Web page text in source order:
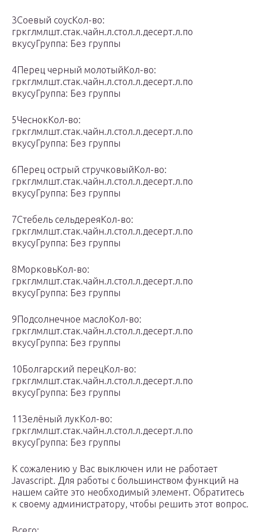
3Соевый соусКол-во:
гркглмлшт.стак.чайн.л.стол.л.десерт.л.по
вкусуГруппа: Без группы
4Перец черный молотыйКол-во:
гркглмлшт.стак.чайн.л.стол.л.десерт.л.по
вкусуГруппа: Без группы
5ЧеснокКол-во:
гркглмлшт.стак.чайн.л.стол.л.десерт.л.по
вкусуГруппа: Без группы
6Перец острый стручковыйКол-во:
гркглмлшт.стак.чайн.л.стол.л.десерт.л.по
вкусуГруппа: Без группы
7Стебель сельдереяКол-во:
гркглмлшт.стак.чайн.л.стол.л.десерт.л.по
вкусуГруппа: Без группы
8МорковьКол-во:
гркглмлшт.стак.чайн.л.стол.л.десерт.л.по
вкусуГруппа: Без группы
9Подсолнечное маслоКол-во:
гркглмлшт.стак.чайн.л.стол.л.десерт.л.по
вкусуГруппа: Без группы
10Болгарский перецКол-во:
гркглмлшт.стак.чайн.л.стол.л.десерт.л.по
вкусуГруппа: Без группы
11Зелёный лукКол-во:
гркглмлшт.стак.чайн.л.стол.л.десерт.л.по
вкусуГруппа: Без группы
К сожалению у Вас выключен или не работает
Javascript. Для работы с большинством функций на
нашем сайте это необходимый элемент. Обратитесь
к своему администратору, чтобы решить этот вопрос.